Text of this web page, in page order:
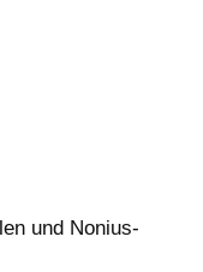
und Nonius-